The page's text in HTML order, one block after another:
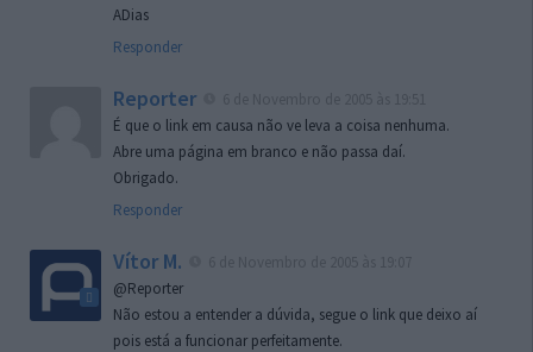
ADias
Responder
Reporter
É que o link em causa não ve leva a coisa nenhuma.
Abre uma página em branco e não passa daí.
Obrigado.
Responder
Vítor M.
@Reporter
Não estou a entender a dúvida, segue o link que deixo aí
pois está a funcionar perfeitamente.